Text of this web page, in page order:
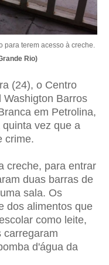
para terem acesso à creche.
Rio)
(24), o Centro
Washigton Barros
em Petrolina,
vez que a
crime.
creche, para entrar
duas barras de
sala. Os
dos alimentos que
como leite,
carregaram
d'água da